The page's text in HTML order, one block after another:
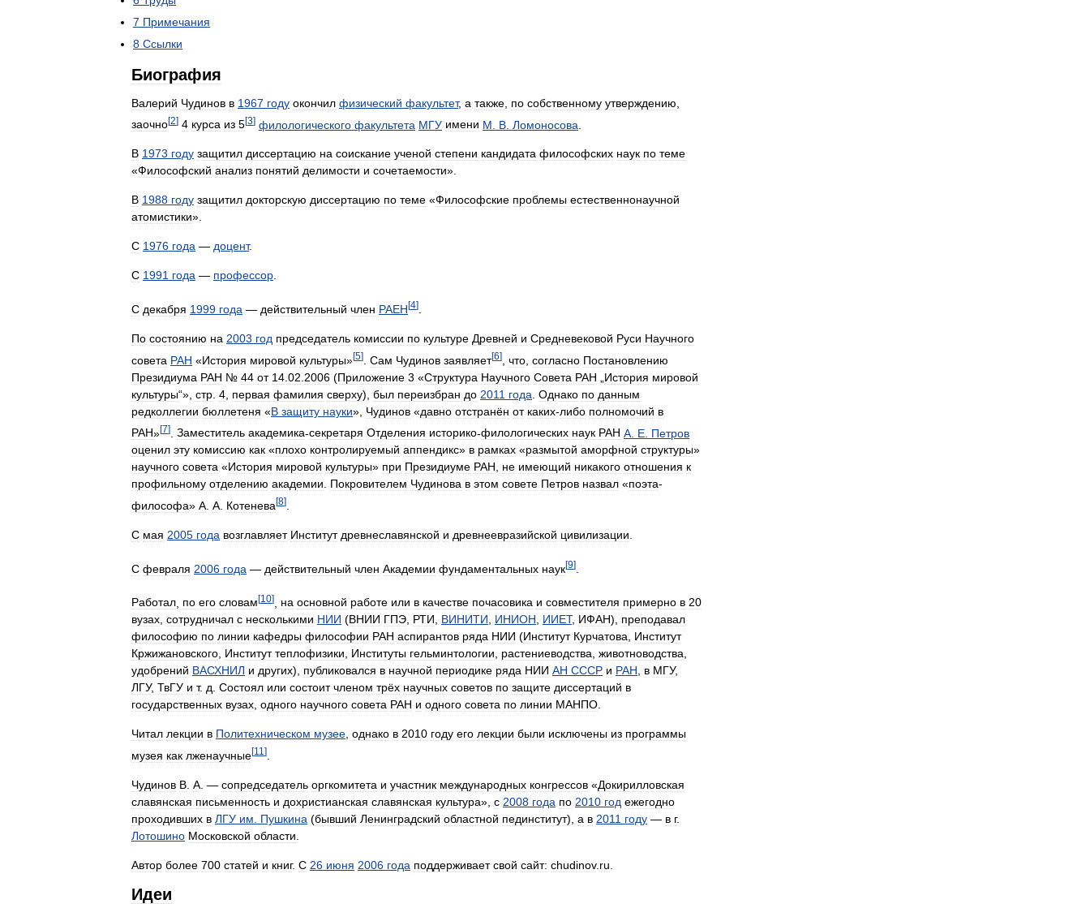
7 Примечания
8 Ссылки
Биография
Валерий Чудинов в 1967 году окончил физический факультет, а также по собственному утверждению
заочно[2] 4 курса из 5[3] филологического факультета МГУ имени М В Ломоносова
В 1973 году защитил диссертацию на соискание ученой степени кандидата философских наук по теме
«Философский анализ понятий делимости и сочетаемости».
В 1988 году защитил докторскую диссертацию по теме «Философские проблемы естественнонаучной
атомистики».
С 1976 года — доцент.
С 1991 года — профессор.
С декабря 1999 года — действительный член РАЕН [4]
По состоянию на 2003 год председатель комиссии по культуре Древней и Средневековой Руси Научного
совета РАН «История мировой культуры»[5] Сам Чудинов заявляет[6] что согласно Постановлению
Президиума РАН № 44 от 14 02 2006 (Приложение 3 «Структура Научного Совета РАН История мировой
культуры“», стр 4 первая фамилия сверху), был переизбран до 2011 года Однако по данным
редколлегии бюллетеня «В защиту науки», Чудинов «давно отстранён от каких-либо полномочий в
РАН»[7] Заместитель академика-секретаря Отделения историко-филологических наук РАН А Е Петров
оценил эту комиссию как «плохо контролируемый аппендикс» в рамках «размытой аморфной структуры»
научного совета «История мировой культуры» при Президиуме РАН, не имеющий никакого отношения к
профильному отделению академии. Покровителем Чудинова в этом совете Петров назвал «поэта-
философа» А А Котенева [8]
С мая 2005 года возглавляет Институт древнеславянской и древнеевразийской цивилизации
С февраля 2006 года — действительный член Академии фундаментальных наук[9]
Работал по его словам[10] на основной работе или в качестве почасовика и совместителя примерно в 20
вузах, сотрудничал с несколькими НИИ (ВНИИ ГПЭ, РТИ, ВИНИТИ, ИНИОН, ИИЕТ, ИФАН), преподавал
философию по линии кафедры философии РАН аспирантов ряда НИИ (Институт Курчатова, Институт
Кржижановского, Институт теплофизики, Институты гельминтологии, растениеводства, животноводства,
удобрений ВАСХНИЛ и других), публиковался в научной периодике ряда НИИ АН СССР и РАН, в МГУ,
ЛГУ, ТвГУ и т. д. Состоял или состоит членом трёх научных советов по защите диссертаций в
государственных вузах, одного научного совета РАН и одного совета по линии МАНПО.
Читал лекции в Политехническом музее, однако в 2010 году его лекции были исключены из программы
музея как лженаучные[11 ]
Чудинов В А . — сопредседатель оргкомитета и участник международных конгрессов «Докирилловская
славянская письменность и дохристианская славянская культура», с 2008 года по 2010 год ежегодно
проходивших в ЛГУ им Пушкина (бывший Ленинградский областной пединститут), а в 2011 году — в г.
Лотошино Московской области
Автор более 700 статей и книг. С 26 июня 2006 года поддерживает свой сайт: chudinov. ru
Идеи